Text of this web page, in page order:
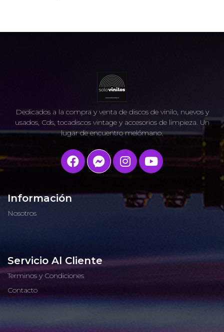
Dedicados a la compra y venta de discos de vinilo, nuevos y
usados, Cds, tocadiscos vintage y accesorios de limpieza. Un
lugar de encuentro melómano.
Información
Nosotros
Servicio Al Cliente
Terminos y Condiciones
Contacto